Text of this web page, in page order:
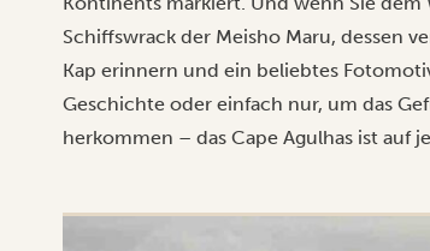
Schiffswrack der Meisho Maru, dessen
Kap erinnern und ein beliebtes
Geschichte oder einfach nur, um das
herkommen – das Cape Agulhas ist auf